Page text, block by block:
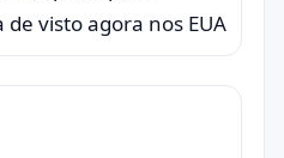
visto agora nos EUA